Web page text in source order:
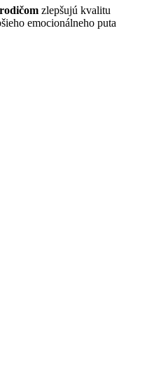
zlepšujú kvalitu
emocionálneho puta